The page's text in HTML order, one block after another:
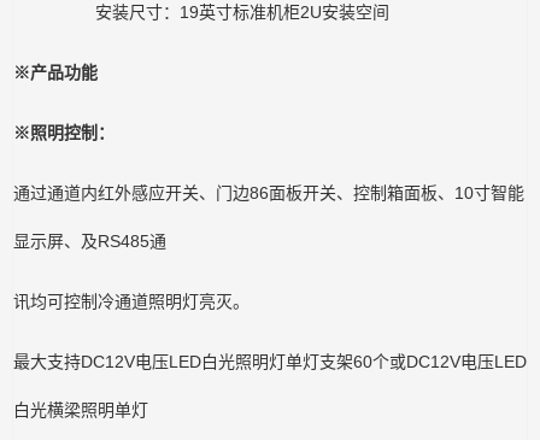
安装尺寸：19英寸标准机柜2U安装空间
※产品功能
※照明控制：
通过通道内红外感应开关、门边86面板开关、控制箱面板、10寸智能
显示屏、及RS485通
讯均可控制冷通道照明灯亮灭。
最大支持DC12V电压LED白光照明灯单灯支架60个或DC12V电压LED
白光横梁照明单灯